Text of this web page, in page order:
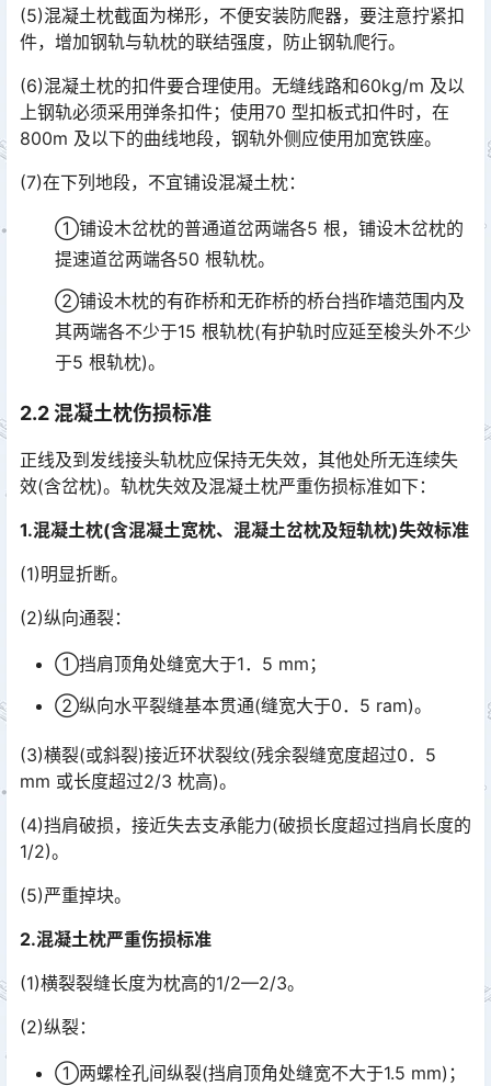
(5)混凝土枕截面为梯形，不便安装防爬器，要注意拧紧扣
件，增加钢轨与轨枕的联结强度，防止钢轨爬行。
(6)混凝土枕的扣件要合理使用。无缝线路和60kg/m 及以
上钢轨必须采用弹条扣件；使用70 型扣板式扣件时，在
800m 及以下的曲线地段，钢轨外侧应使用加宽铁座。󠅅󠅃󠄵󠅂󠄪󠇖󠆨󠆨󠇕󠆞󠆒󠅬󠇘󠆭󠆘󠇙󠆝󠅵󠇗󠆭󠆁󠄐󠇗󠅹󠅸󠇖󠆍󠅳󠇖󠅹󠅰󠇖󠆌󠅹
(7)在下列地段，不宜铺设混凝土枕：
①铺设木岔枕的普通道岔两端各5 根，铺设木岔枕的
提速道岔两端各50 根轨枕。
②铺设木枕的有砟桥和无砟桥的桥台挡砟墙范围内及
其两端各不少于15 根轨枕(有护轨时应延至梭头外不少
于5 根轨枕)。
2.2 混凝土枕伤损标准
正线及到发线接头轨枕应保持无失效，其他处所无连续失
效(含岔枕)。轨枕失效及混凝土枕严重伤损标准如下：
1.混凝土枕(含混凝土宽枕、混凝土岔枕及短轨枕)失效标准
(1)明显折断。
(2)纵向通裂：
①挡肩顶角处缝宽大于1．5 mm；
②纵向水平裂缝基本贯通(缝宽大于0．5 ram)。
(3)横裂(或斜裂)接近环状裂纹(残余裂缝宽度超过0．5
mm 或长度超过2/3 枕高)。
(4)挡肩破损，接近失去支承能力(破损长度超过挡肩长度的
1/2)。
(5)严重掉块。
2.混凝土枕严重伤损标准
(1)横裂裂缝长度为枕高的1/2—2/3。
(2)纵裂：
①两螺栓孔间纵裂(挡肩顶角处缝宽不大于1.5 mm)；